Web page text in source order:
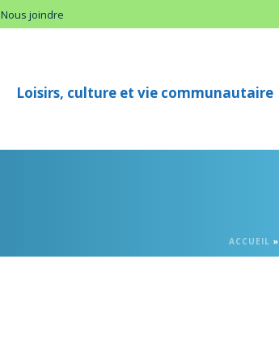
Nous joindre
Loisirs, culture et vie communautaire
ACCUEIL »